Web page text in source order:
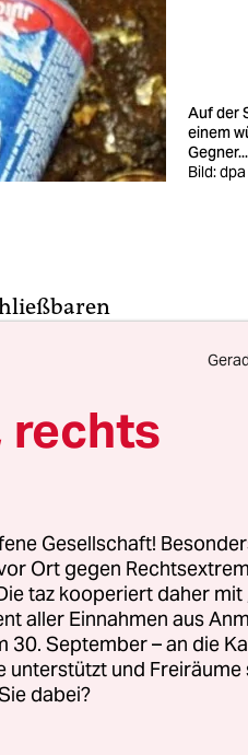
Auf der
einem
Gegner...
Bild: dpa
die Uhr im
wimmelt es
des
die
mehr Ratten
das Schweizer
Rattenplage
"Braun, fett
Das
rechts
Gesellschaft!
Ort gegen
taz kooperiert daher mit
aller Einnahmen aus
30. September – an die
unterstützt und Freiräume
dabei?